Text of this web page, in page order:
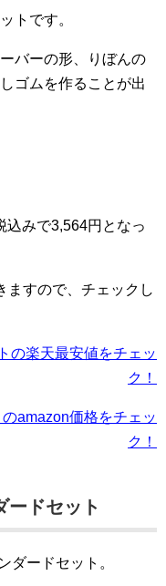
トです。
バーの形、りぼんの
ゴムを作ることが出
込みで3,564円となっ
ますので、チェックし
の楽天最安値をチェッ
ク！
amazon価格をチェッ
ク！
ードセット
ダードセット。